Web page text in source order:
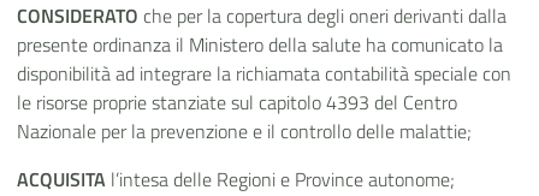
CONSIDERATO che per la copertura degli oneri derivanti dalla
presente ordinanza il Ministero della salute ha comunicato la
disponibilità ad integrare la richiamata contabilità speciale con
le risorse proprie stanziate sul capitolo 4393 del Centro
Nazionale per la prevenzione e il controllo delle malattie;
ACQUISITA l’intesa delle Regioni e Province autonome;